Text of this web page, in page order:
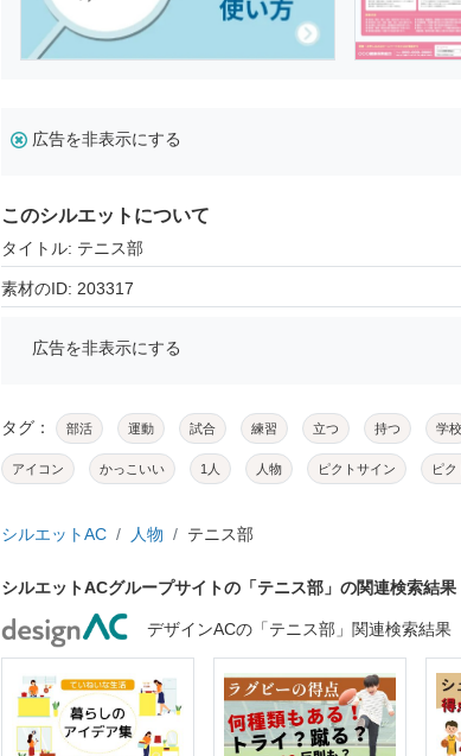
広告を非表示にする
このシルエットについて
タイトル: テニス部
素材のID: 203317
広告を非表示にする
タグ： 部活 運動 試合 練習 立つ 持つ 学校
アイコン かっこいい 1人 人物 ピクトサイン ピク
シルエットAC 人物 テニス部
シルエットACグループサイトの「テニス部」の関連検索結果
デザインACの「テニス部」関連検索結果